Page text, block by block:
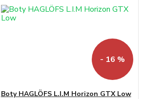
- 16 %
Boty HAGLÖFS L.I.M Horizon GTX Low